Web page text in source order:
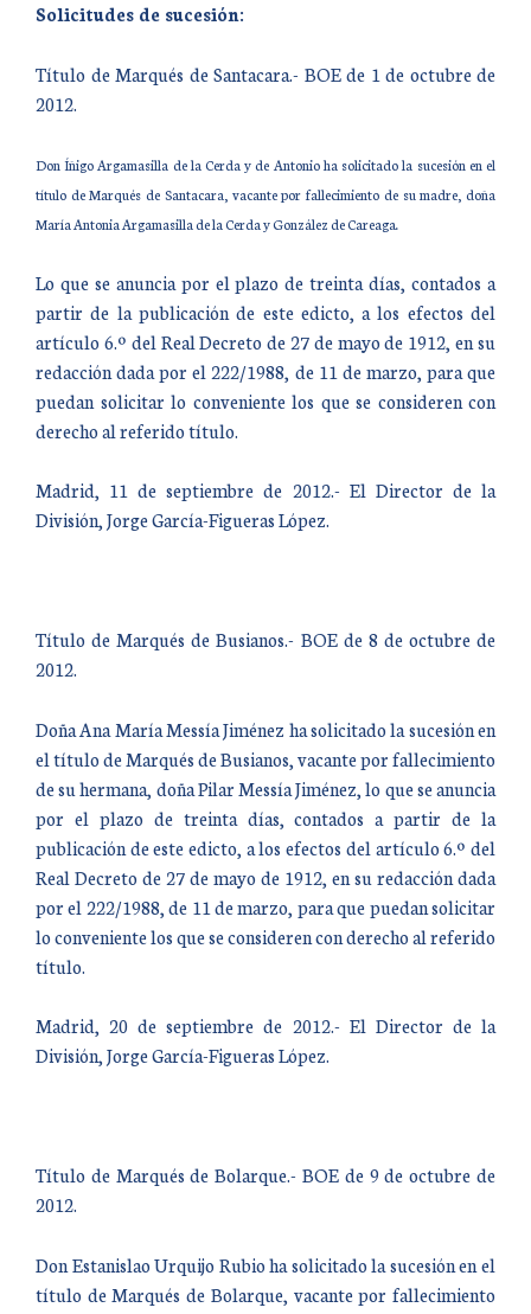
Solicitudes de sucesión:
Título de Marqués de Santacara.- BOE de 1 de octubre de
2012.
Don Íñigo Argamasilla de la Cerda y de Antonio ha solicitado la sucesión en el
título de Marqués de Santacara, vacante por fallecimiento de su madre, doña
María Antonia Argamasilla de la Cerda y González de Careaga.
Lo que se anuncia por el plazo de treinta días, contados a
partir de la publicación de este edicto, a los efectos del
artículo 6.º del Real Decreto de 27 de mayo de 1912, en su
redacción dada por el 222/1988, de 11 de marzo, para que
puedan solicitar lo conveniente los que se consideren con
derecho al referido título.
Madrid, 11 de septiembre de 2012.- El Director de la
División, Jorge García-Figueras López.
Título de Marqués de Busianos.- BOE de 8 de octubre de
2012.
Doña Ana María Messía Jiménez ha solicitado la sucesión en
el título de Marqués de Busianos, vacante por fallecimiento
de su hermana, doña Pilar Messía Jiménez, lo que se anuncia
por el plazo de treinta días, contados a partir de la
publicación de este edicto, a los efectos del artículo 6.º del
Real Decreto de 27 de mayo de 1912, en su redacción dada
por el 222/1988, de 11 de marzo, para que puedan solicitar
lo conveniente los que se consideren con derecho al referido
título.
Madrid, 20 de septiembre de 2012.- El Director de la
División, Jorge García-Figueras López.
Título de Marqués de Bolarque.- BOE de 9 de octubre de
2012.
Don Estanislao Urquijo Rubio ha solicitado la sucesión en el
título de Marqués de Bolarque, vacante por fallecimiento